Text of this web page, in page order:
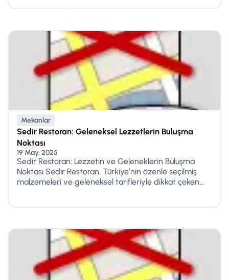
Mekanlar
Sedir Restoran: Geleneksel Lezzetlerin Buluşma
Noktası
19 May, 2025
Sedir Restoran: Lezzetin ve Geleneklerin Buluşma
Noktası Sedir Restoran, Türkiye’nin özenle seçilmiş
malzemeleri ve geleneksel tarifleriyle dikkat çeken...